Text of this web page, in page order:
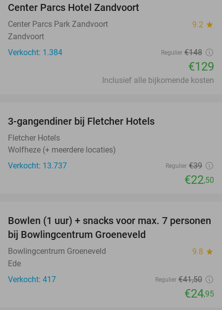
Center Parcs Hotel Zandvoort
Center Parcs Park Zandvoort 9.2 star
Zandvoort
Verkocht: 1.384
Regulier €148
€129
Inclusief alle bijkomende kosten
3-gangendiner bij Fletcher Hotels
Fletcher Hotels
Wolfheze (+ meerdere locaties)
Verkocht: 13.737
Regulier €39
€22,50
40%
Bowlen (1 uur) + snacks voor max. 7 personen
bij Bowlingcentrum Groeneveld
Bowlingcentrum Groeneveld 9.8 star
Ede
Verkocht: 417
Regulier €41,50
€24,95